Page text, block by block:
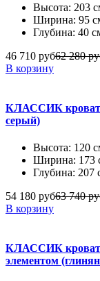
Высота: 203
Ширина: 95
Глубина: 40
46 710 руб62 280
В корзину
КЛАССИК
серый)
Высота: 120
Ширина: 173
Глубина: 207
54 180 руб63 740
В корзину
КЛАССИК
элементом